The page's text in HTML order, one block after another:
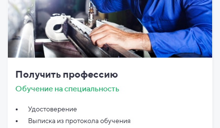
Получить профессию
Обучение на специальность
Удостоверение
Выписка из протокола обучения